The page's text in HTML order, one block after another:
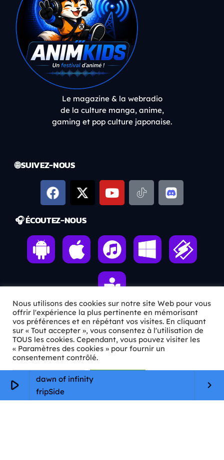
play_arrow
dawn of infinity
fripSide
keyboard_arrow_right
Le magazine & la webradio
de la culture manga, anime,
gaming et pop culture japonaise.
🌐 SUIVEZ-NOUS
🎧 ÉCOUTEZ-NOUS
ℹ️ INFOS PRATIQUES
✉️Contact
🦊Qui sommes-nous ?
📄
Mentions légales
Nous utilisons des cookies sur notre site Web pour vous
offrir l'expérience la plus pertinente en mémorisant
vos préférences et en répétant vos visites. En cliquant
sur « Tout accepter », vous consentez à l'utilisation de
TOUS les cookies. Cependant, vous pouvez visiter les
« Paramètres des cookies » pour fournir un
consentement contrôlé.
Paramètres Cookie